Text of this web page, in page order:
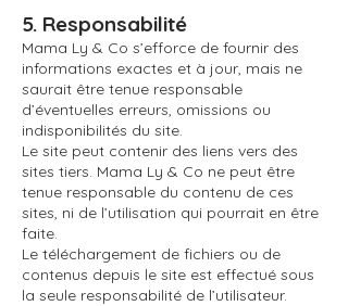
5. Responsabilité
Mama Ly & Co s’efforce de fournir des
informations exactes et à jour, mais ne
saurait être tenue responsable
d’éventuelles erreurs, omissions ou
indisponibilités du site.
Le site peut contenir des liens vers des
sites tiers. Mama Ly & Co ne peut être
tenue responsable du contenu de ces
sites, ni de l’utilisation qui pourrait en être
faite.
Le téléchargement de fichiers ou de
contenus depuis le site est effectué sous
la seule responsabilité de l’utilisateur.